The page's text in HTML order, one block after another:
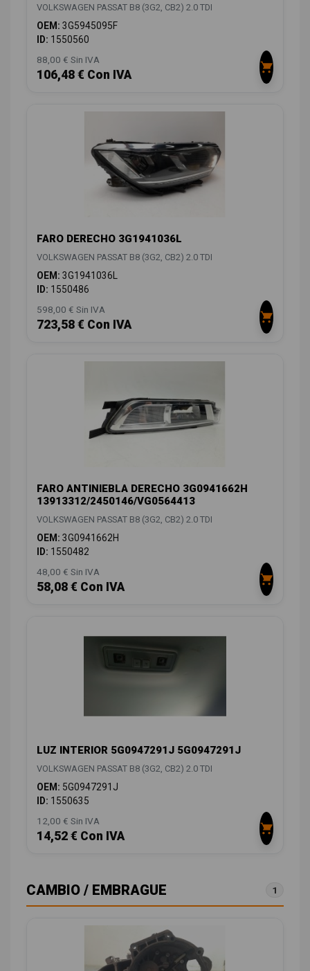
VOLKSWAGEN PASSAT B8 (3G2, CB2) 2.0 TDI
OEM: 3G5945095F
ID: 1550560
88,00 € Sin IVA
106,48 € Con IVA
FARO DERECHO 3G1941036L
VOLKSWAGEN PASSAT B8 (3G2, CB2) 2.0 TDI
OEM: 3G1941036L
ID: 1550486
598,00 € Sin IVA
723,58 € Con IVA
FARO ANTINIEBLA DERECHO 3G0941662H
13913312/2450146/VG0564413
VOLKSWAGEN PASSAT B8 (3G2, CB2) 2.0 TDI
OEM: 3G0941662H
ID: 1550482
48,00 € Sin IVA
58,08 € Con IVA
LUZ INTERIOR 5G0947291J 5G0947291J
VOLKSWAGEN PASSAT B8 (3G2, CB2) 2.0 TDI
OEM: 5G0947291J
ID: 1550635
12,00 € Sin IVA
14,52 € Con IVA
CAMBIO / EMBRAGUE 1